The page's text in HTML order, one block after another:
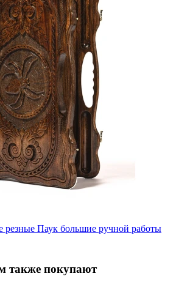
резные Паук большие ручной работы
также покупают